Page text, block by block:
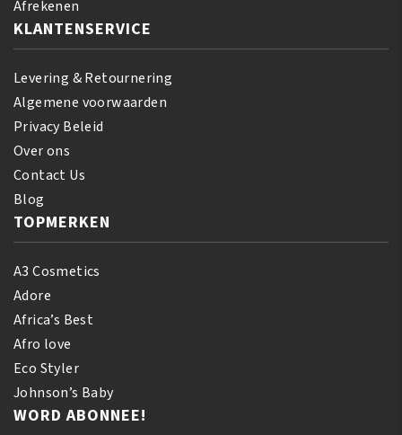
Afrekenen
KLANTENSERVICE
Levering & Retournering
Algemene voorwaarden
Privacy Beleid
Over ons
Contact Us
Blog
TOPMERKEN
A3 Cosmetics
Adore
Africa’s Best
Afro love
Eco Styler
Johnson’s Baby
WORD ABONNEE!